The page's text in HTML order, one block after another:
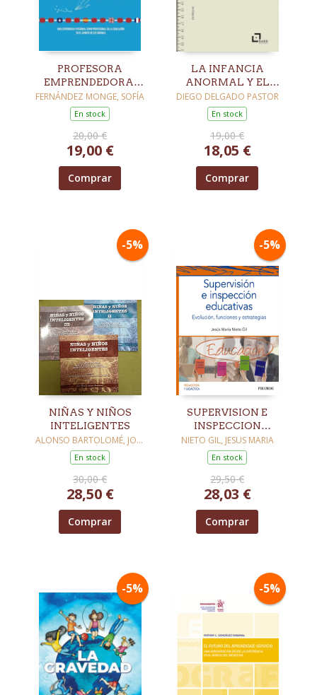
PROFESORA
EMPRENDEDORA,
PROFESORA FELIZ
FERNÁNDEZ MONGE, SOFÍA
En stock
20,00 €
19,00 €
Comprar
LA INFANCIA
ANORMAL Y EL
CULTIVO DE LA
INTELIGENCIA
(ESPAÑA, 1830-1940)
DIEGO DELGADO PASTOR
En stock
19,00 €
18,05 €
Comprar
-5%
NIÑAS Y NIÑOS
INTELIGENTES
ALONSO BARTOLOMÉ, JOSÉ
RAMÓN
En stock
30,00 €
28,50 €
Comprar
-5%
SUPERVISION E
INSPECCION
EDUCATIVAS
NIETO GIL, JESUS MARIA
En stock
29,50 €
28,03 €
Comprar
-5% -5%